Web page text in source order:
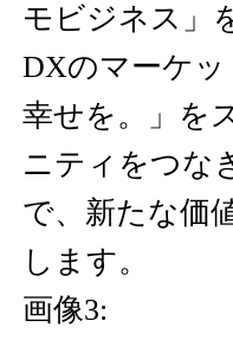
モビジネス」
DXのマーケ
幸せを。」を
ニティをつな
で、新たな価
します。
画像3: